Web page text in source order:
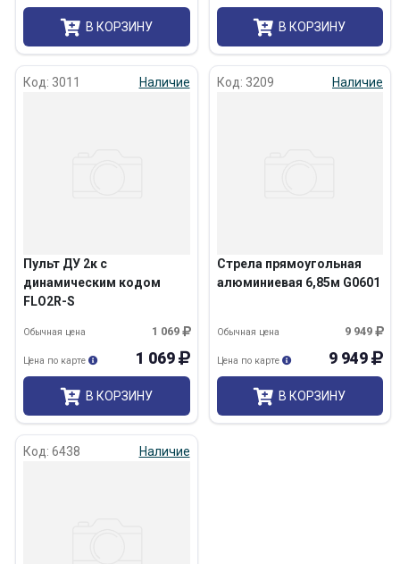
В КОРЗИНУ В КОРЗИНУ
Код: 3011 Наличие
Пульт ДУ 2к с
динамическим кодом
FLO2R-S
1 069
Обычная цена
1 069
Цена по карте
В КОРЗИНУ
Код: 3209 Наличие
Стрела прямоугольная
алюминиевая 6,85м G0601
9 949
Обычная цена
9 949
Цена по карте
В КОРЗИНУ
Код: 6438 Наличие